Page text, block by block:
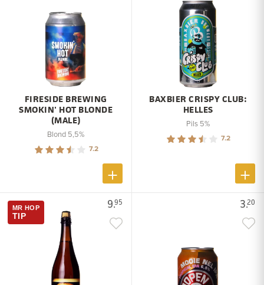
FIRESIDE BREWING
SMOKIN' HOT BLONDE
(MALE)
Blond 5,5%
7.2
BAXBIER CRISPY CLUB:
HELLES
Pils 5%
7.2
9.95
MR HOP
TIP
3.20